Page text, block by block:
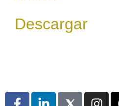
Descargar